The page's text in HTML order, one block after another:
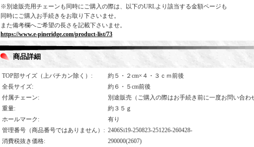
※別途販売用チェーンも同時にご購入の際は、以下のURLより該当する金額ページも
同時にご購入お手続きをお取り下さいませ。
また備考欄へご希望の長さを記載下さいませ。
https://www.e-pineridge.com/product-list/73
商品詳細
TOP部サイズ（上バチカン除く） :
約５・２cm×４・３ｃｍ前後
全長サイズ:
約６・５cm前後
付属チェーン:
別途販売（ご購入の際はお手続き前に一度お問い合わ
重量:
約３５ｇ
ホールマーク :
有り
管理番号（商品番号ではありません） : 2406Si19-250823-251226-260428-
消費税抜き価格: 290000(2607)